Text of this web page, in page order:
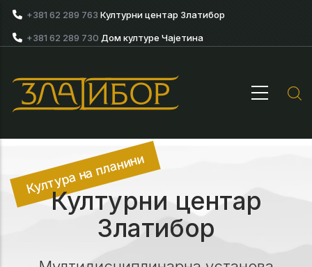
Skip to main content
+381 62 289 763 Културни центар Златибор
+381 62 289 730 Дом културе Чајетина
Култура на планини
Културни центар
Златибор